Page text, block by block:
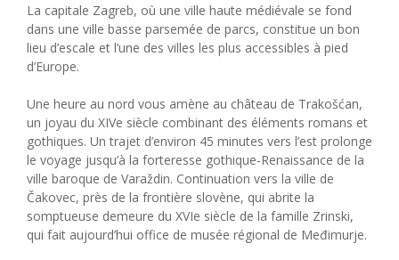
La capitale Zagreb, où une ville haute médiévale se fond
dans une ville basse parsemée de parcs, constitue un bon
lieu d’escale et l’une des villes les plus accessibles à pied
d’Europe.
Une heure au nord vous amène au château de Trakošćan,
un joyau du XIVe siècle combinant des éléments romans et
gothiques. Un trajet d’environ 45 minutes vers l’est prolonge
le voyage jusqu’à la forteresse gothique-Renaissance de la
ville baroque de Varaždin. Continuation vers la ville de
Čakovec, près de la frontière slovène, qui abrite la
somptueuse demeure du XVIe siècle de la famille Zrinski,
qui fait aujourd’hui office de musée régional de Međimurje.